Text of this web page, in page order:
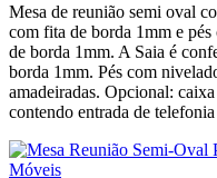
Mesa de reunião semi oval
com fita de borda 1mm e
de borda 1mm. A Saia é
borda 1mm. Pés com
amadeiradas. Opcional:
contendo entrada de